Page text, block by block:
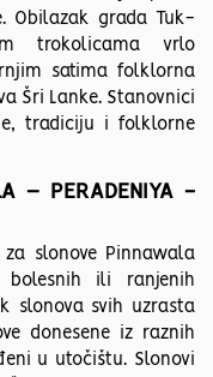
Obilazak grada Tuk-
trokolicama vrlo
satima folklorna
Šri Lanke. Stanovnici
tradiciju i folklorne
– PERADENIYA -
slonove Pinnawala
bolesnih ili ranjenih
slonova svih uzrasta
donesene iz raznih
u utočištu. Slonovi